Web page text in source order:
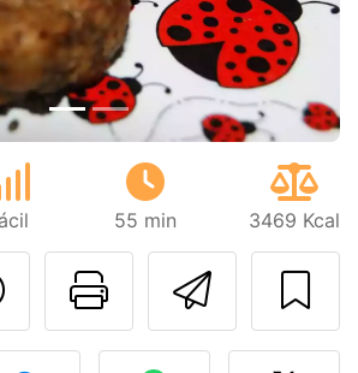
55 min 3469 Kcal
Imprimir
Preguntar al autor
la foto de esta